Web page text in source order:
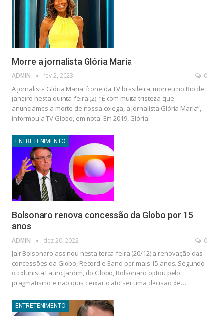
Morre a jornalista Glória Maria
ADMIN fev 2, 2023 0
A jornalista Glória Maria, ícone da TV brasileira, morreu no Rio de
Janeiro nesta quinta-feira (2). “É com muita tristeza que
anunciamos a morte de nossa colega, a jornalista Glória Maria”,
informou a TV Globo, em nota. Em 2019, Glória…
ENTRETENIMENTO
Bolsonaro renova concessão da Globo por 15
anos
ADMIN dez 20, 2022 0
Jair Bolsonaro assinou nesta terça-feira (20/12) a renovação das
concessões da Globo, Record e Band por mais 15 anos. Segundo
o colunista Lauro Jardim, do Globo, Bolsonaro optou pelo
pragmatismo e não quis deixar o ato ser uma decisão de…
ENTRETENIMENTO